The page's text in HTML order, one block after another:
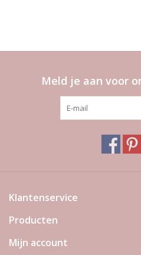
Meld je aan voor
Klantenservice
Producten
Mijn account